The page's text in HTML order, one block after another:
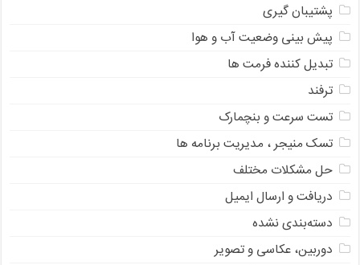
پشتیبان گیری
پیش بینی وضعیت آب و هوا
تبدیل کننده فرمت ها
ترفند
تست سرعت و بنچمارک
تسک منیجر ، مدیریت برنامه ها
حل مشکلات مختلف
دریافت و ارسال ایمیل
دسته‌بندی نشده
دوربین، عکاسی و تصویر